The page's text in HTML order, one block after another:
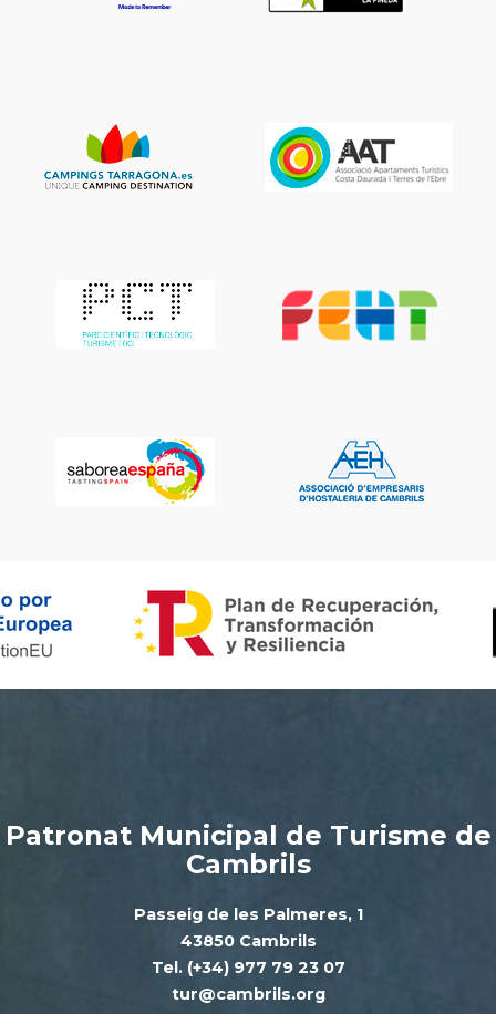
Patronat Municipal de Turisme de
Cambrils
Passeig de les Palmeres, 1
43850 Cambrils
Tel. (+34) 977 79 23 07
tur@cambrils.org